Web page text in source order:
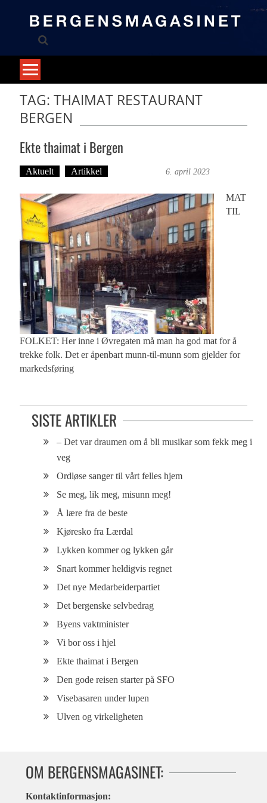
TAG: THAIMAT RESTAURANT
BERGEN
Ekte thaimat i Bergen
Aktuelt Artikkel 6. april 2023
MAT
TIL
FOLKET: Her inne i Øvregaten må man ha god mat for å
trekke folk. Det er åpenbart munn-til-munn som gjelder for
markedsføring
SISTE ARTIKLER
– Det var draumen om å bli musikar som fekk meg i
veg
Ordløse sanger til vårt felles hjem
Se meg, lik meg, misunn meg!
Å lære fra de beste
Kjøresko fra Lærdal
Lykken kommer og lykken går
Snart kommer heldigvis regnet
Det nye Medarbeiderpartiet
Det bergenske selvbedrag
Byens vaktminister
Vi bor oss i hjel
Ekte thaimat i Bergen
Den gode reisen starter på SFO
Visebasaren under lupen
Ulven og virkeligheten
OM BERGENSMAGASINET:
Kontaktinformasjon: